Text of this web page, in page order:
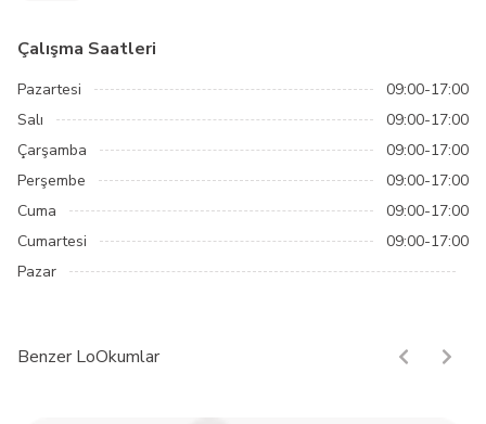
Çalışma Saatleri
Pazartesi
09:00-17:00
Salı
09:00-17:00
Çarşamba
09:00-17:00
Perşembe
09:00-17:00
Cuma
09:00-17:00
Cumartesi
09:00-17:00
Pazar
Benzer LoOkumlar